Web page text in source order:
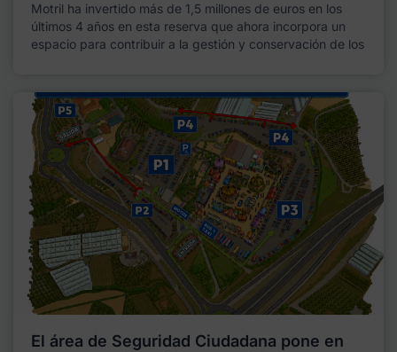
Motril ha invertido más de 1,5 millones de euros en los
últimos 4 años en esta reserva que ahora incorpora un
espacio para contribuir a la gestión y conservación de los
El área de Seguridad Ciudadana pone en